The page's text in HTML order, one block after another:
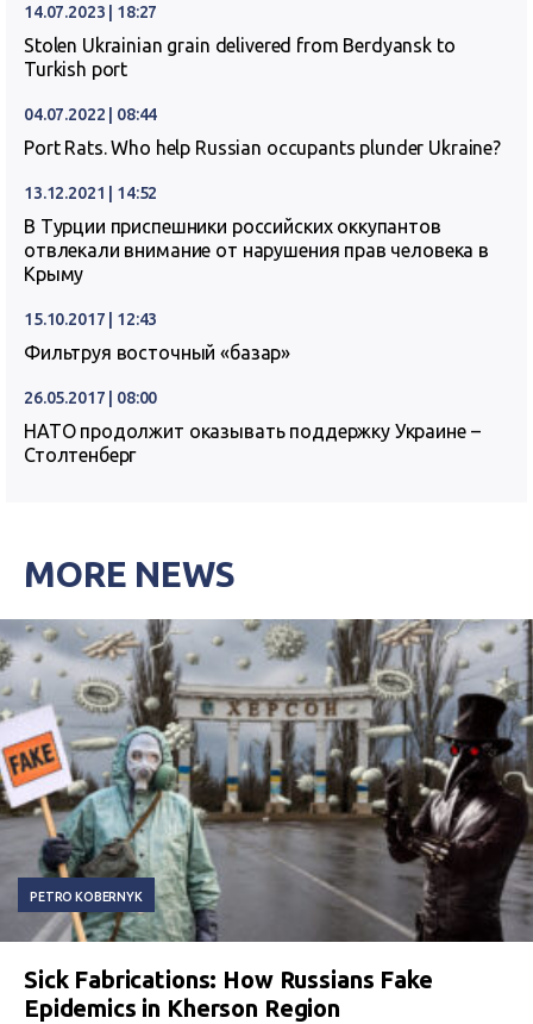
14.07.2023 | 18:27
Stolen Ukrainian grain delivered from Berdyansk to
Turkish port
04.07.2022 | 08:44
Port Rats. Who help Russian occupants plunder Ukraine?
13.12.2021 | 14:52
В Турции приспешники российских оккупантов
отвлекали внимание от нарушения прав человека в
Крыму
15.10.2017 | 12:43
Фильтруя восточный «базар»
26.05.2017 | 08:00
НАТО продолжит оказывать поддержку Украине –
Столтенберг
MORE NEWS
PETRO KOBERNYK
Sick Fabrications: How Russians Fake
Epidemics in Kherson Region